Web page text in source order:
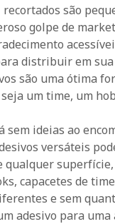
são
golpe de
distribuir em
são uma ótima
um time, um
sem ideias ao
versáteis
qualquer
capacetes de
e sem
adesivo para uma